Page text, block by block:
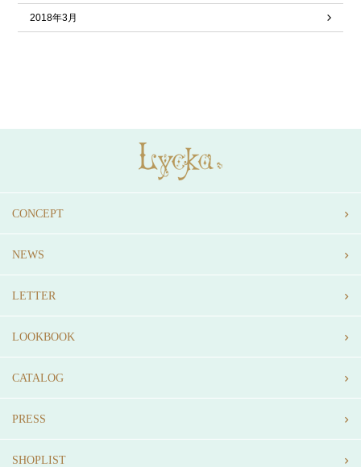
2018年3月
CONCEPT
NEWS
LETTER
LOOKBOOK
CATALOG
PRESS
SHOPLIST